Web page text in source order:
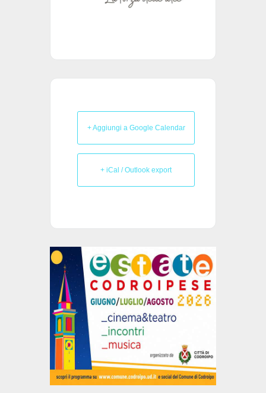
+ Aggiungi a Google Calendar
+ iCal / Outlook export